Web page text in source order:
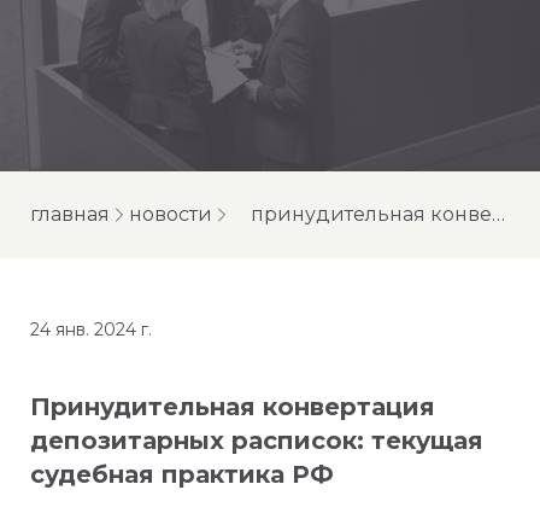
главная новости принудительная конвертация депозитарных расписок: текущая судебная практика рф
24 янв. 2024 г.
Принудительная конвертация
депозитарных расписок: текущая
судебная практика РФ